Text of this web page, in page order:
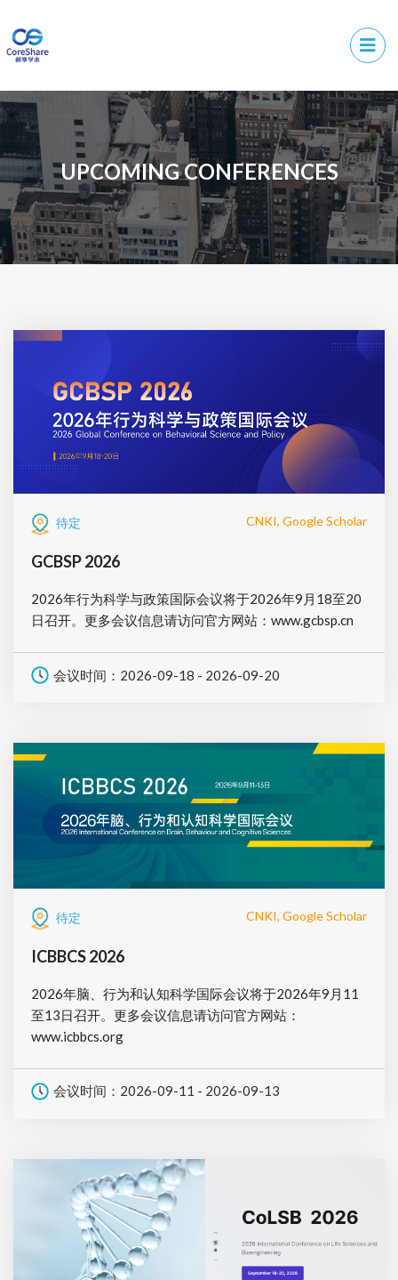
UPCOMING CONFERENCES
待定 CNKI, Google Scholar
GCBSP 2026
2026年行为科学与政策国际会议将于2026年9月18至20
日召开。更多会议信息请访问官方网站：www.gcbsp.cn
会议时间：2026-09-18 - 2026-09-20
待定 CNKI, Google Scholar
ICBBCS 2026
2026年脑、行为和认知科学国际会议将于2026年9月11
至13日召开。更多会议信息请访问官方网站：
www.icbbcs.org
会议时间：2026-09-11 - 2026-09-13